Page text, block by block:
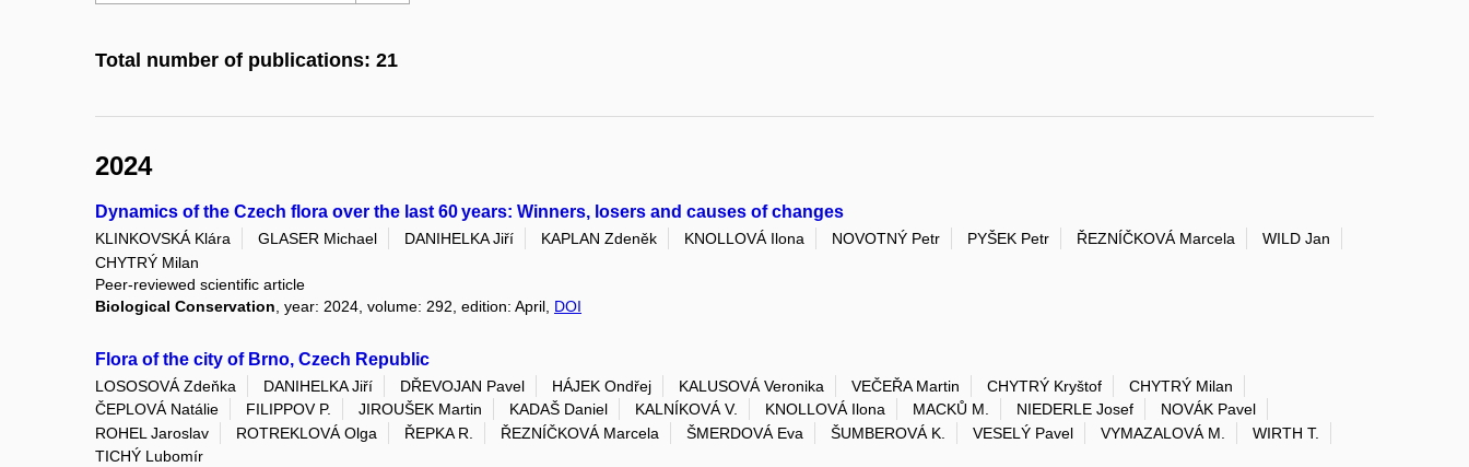
Total number of publications: 21
2024
Dynamics of the Czech flora over the last 60 years: Winners, losers and causes of changes
KLINKOVSKÁ Klára GLASER Michael DANIHELKA Jiří KAPLAN Zdeněk KNOLLOVÁ Ilona NOVOTNÝ Petr PYŠEK Petr ŘEZNÍČKOVÁ Marcela
WILD Jan
CHYTRÝ Milan
Peer-reviewed scientific article
Biological Conservation , year: 2024, volume: 292, edition: April, DOI
Flora of the city of Brno, Czech Republic
LOSOSOVÁ Zdeňka DANIHELKA Jiří DŘEVOJAN Pavel HÁJEK Ondřej KALUSOVÁ Veronika VEČEŘA Martin CHYTRÝ Kryštof
CHYTRÝ Milan
ČEPLOVÁ Natálie
FILIPPOV P. JIROUŠEK Martin KADAŠ Daniel KALNÍKOVÁ V. KNOLLOVÁ Ilona MACKŮ M. NIEDERLE Josef
NOVÁK Pavel
ROHEL Jaroslav
ROTREKLOVÁ Olga ŘEPKA R. ŘEZNÍČKOVÁ Marcela ŠMERDOVÁ Eva ŠUMBEROVÁ K. VESELÝ Pavel VYMAZALOVÁ M.
WIRTH T.
TICHÝ Lubomír